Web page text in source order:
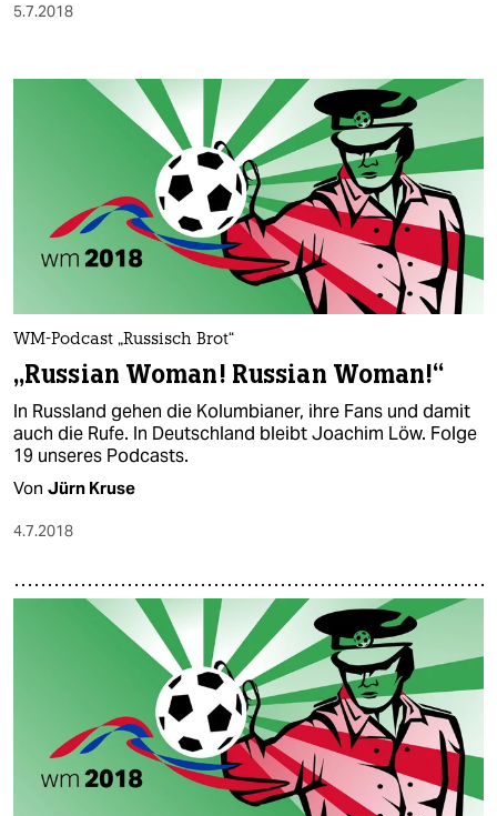
5.7.2018
WM-Podcast „Russisch Brot“
„Russian Woman! Russian Woman!“
In Russland gehen die Kolumbianer, ihre Fans und damit
auch die Rufe. In Deutschland bleibt Joachim Löw. Folge
19 unseres Podcasts.
Von Jürn Kruse
4.7.2018